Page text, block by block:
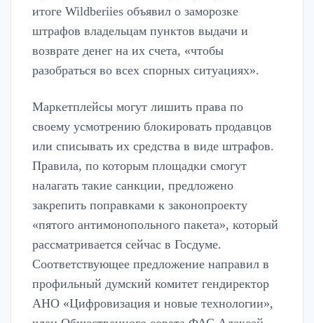
итоге Wildberiies объявил о заморозке
штрафов владельцам пунктов выдачи и
возврате денег на их счета, «чтобы
разобраться во всех спорных ситуациях».
Маркетплейсы могут лишить права по
своему усмотрению блокировать продавцов
или списывать их средства в виде штрафов.
Правила, по которым площадки смогут
налагать такие санкции, предложено
закрепить поправками к законопроекту
«пятого антимонопольного пакета», который
рассматривается сейчас в Госдуме.
Соответствующее предложение направил в
профильный думский комитет гендиректор
АНО «Цифровизация и новые технологии»,